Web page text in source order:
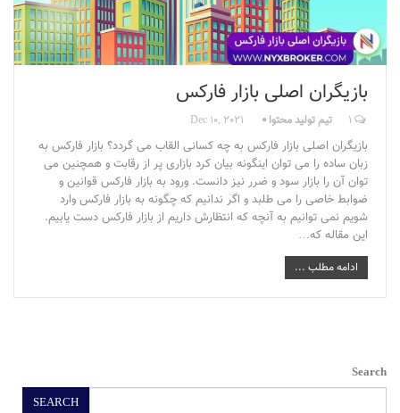
بازیگران اصلی بازار فارکس
تیم تولید محتوا Dec 10, 2021
بازیگران اصلی بازار فارکس به چه کسانی القاب می گردد؟ بازار فارکس به
زبان ساده را می توان اینگونه بیان کرد بازاری پر از رقابت و همچنین می
توان آن را بازار سود و ضرر نیز دانست. ورود به بازار فارکس قوانین و
ضوابط خاصی را می طلبد و اگر ندانیم که چگونه به بازار فارکس وارد
شویم نمی توانیم به آنچه که انتظارش داریم از بازار فارکس دست یابیم.
این مقاله که…
ادامه مطلب ...
Search
SEARCH